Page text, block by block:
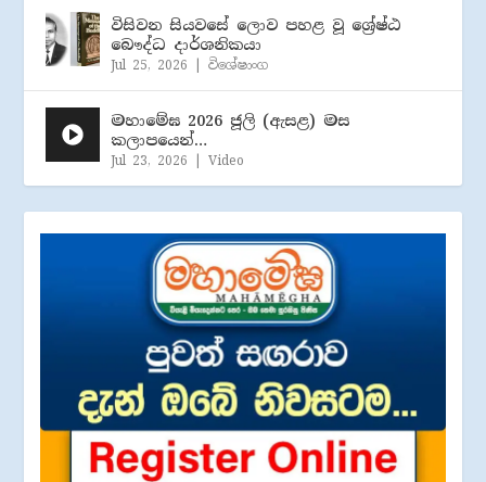
විසිවන සියවසේ ලොව පහළ වූ ශ්‍රේෂ්ඨ
බෞද්ධ දාර්ශනිකයා
Jul 25, 2026 |විශේෂාංග
මහාමේඝ 2026 ජූලි (​ඇසළ) මස
කලාපයෙන්…
Jul 23, 2026 |Video